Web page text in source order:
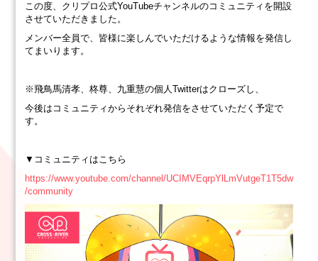
この度、クリプロ公式YouTubeチャンネルのコミュニティを開設
させていただきました。
メンバー全員で、皆様に楽しんでいただけるような情報を発信し
てまいります。
※飛鳥馬清孝、柊尊、九重慧の個人Twitterはクローズし、
今後はコミュニティからそれぞれ発信をさせていただく予定で
す。
▼コミュニティはこちら
https://www.youtube.com/channel/UCIMVEqrpYlLmVutgeT1T5dw
/community